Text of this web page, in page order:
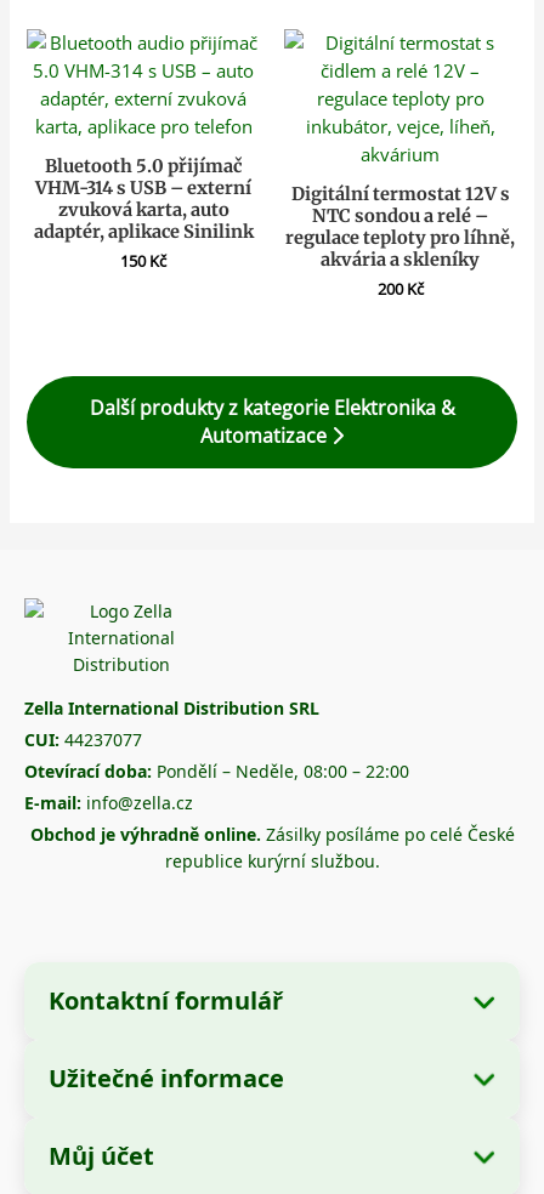
Bluetooth 5.0 přijímač
VHM-314 s USB – externí
zvuková karta, auto
adaptér, aplikace Sinilink
150Kč
Digitální termostat 12V s
NTC sondou a relé –
regulace teploty pro líhně,
akvária a skleníky
200Kč
Další produkty z kategorie Elektronika &
Automatizace
Zella International Distribution SRL
CUI: 44237077
Otevírací doba: Pondělí – Neděle, 08:00 – 22:00
E-mail: info@zella.cz
Obchod je výhradně online. Zásilky posíláme po celé České
republice kurýrní službou.
Kontaktní formulář
Název společnosti:
Distribution SRL
Užitečné informace
Jak objednávat?
Můj účet